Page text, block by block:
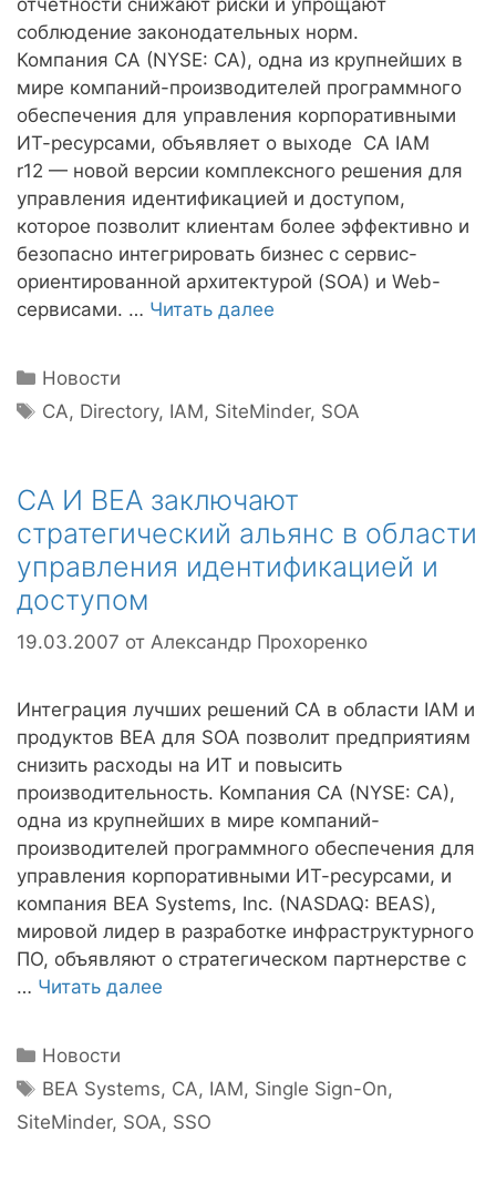
соблюдение законодательных норм.
Компания CA (NYSE: CA), одна из крупнейших в
мире компаний-производителей программного
обеспечения для управления корпоративными
ИТ-ресурсами, объявляет о выходе CA IAM
r12 — новой версии комплексного решения для
управления идентификацией и доступом,
которое позволит клиентам более эффективно и
безопасно интегрировать бизнес с сервис-
ориентированной архитектурой (SOA) и Web-
сервисами. … Читать далее
Рубрики
Новости
Метки
CA, Directory, IAM, SiteMinder, SOA
CA И BEA заключают
стратегический альянс в области
управления идентификацией и
доступом
19.03.2007 от Александр Прохоренко
Интеграция лучших решений CA в области IAM и
продуктов BEA для SOA позволит предприятиям
снизить расходы на ИТ и повысить
производительность. Компания CA (NYSE: CA),
одна из крупнейших в мире компаний-
производителей программного обеспечения для
управления корпоративными ИТ-ресурсами, и
компания BEA Systems, Inc. (NASDAQ: BEAS),
мировой лидер в разработке инфраструктурного
ПО, объявляют о стратегическом партнерстве с
… Читать далее
Рубрики
Новости
Метки
BEA Systems, CA, IAM, Single Sign-On,
SiteMinder, SOA, SSO